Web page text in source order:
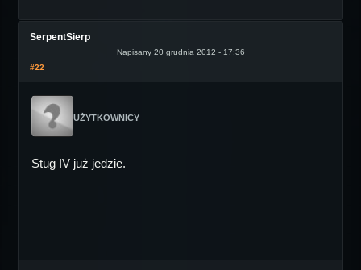
SerpentSierp
Napisany 20 grudnia 2012 - 17:36
#22
UŻYTKOWNICY
Stug IV już jedzie.